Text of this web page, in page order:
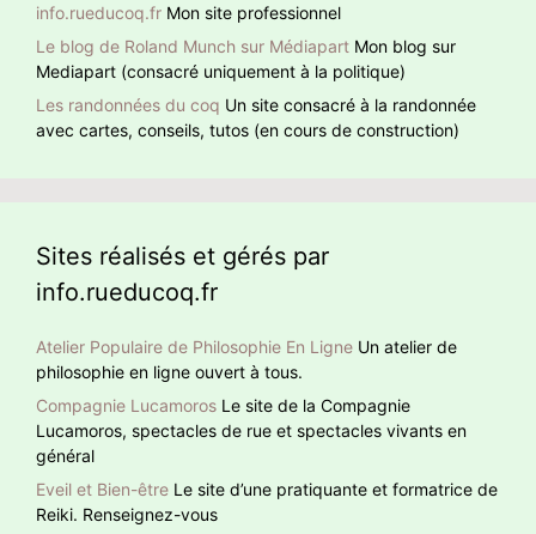
info.rueducoq.fr Mon site professionnel
Le blog de Roland Munch sur Médiapart Mon blog sur
Mediapart (consacré uniquement à la politique)
Les randonnées du coq Un site consacré à la randonnée
avec cartes, conseils, tutos (en cours de construction)
Sites réalisés et gérés par
info.rueducoq.fr
Atelier Populaire de Philosophie En Ligne Un atelier de
philosophie en ligne ouvert à tous.
Compagnie Lucamoros Le site de la Compagnie
Lucamoros, spectacles de rue et spectacles vivants en
général
Eveil et Bien-être Le site d’une pratiquante et formatrice de
Reiki. Renseignez-vous